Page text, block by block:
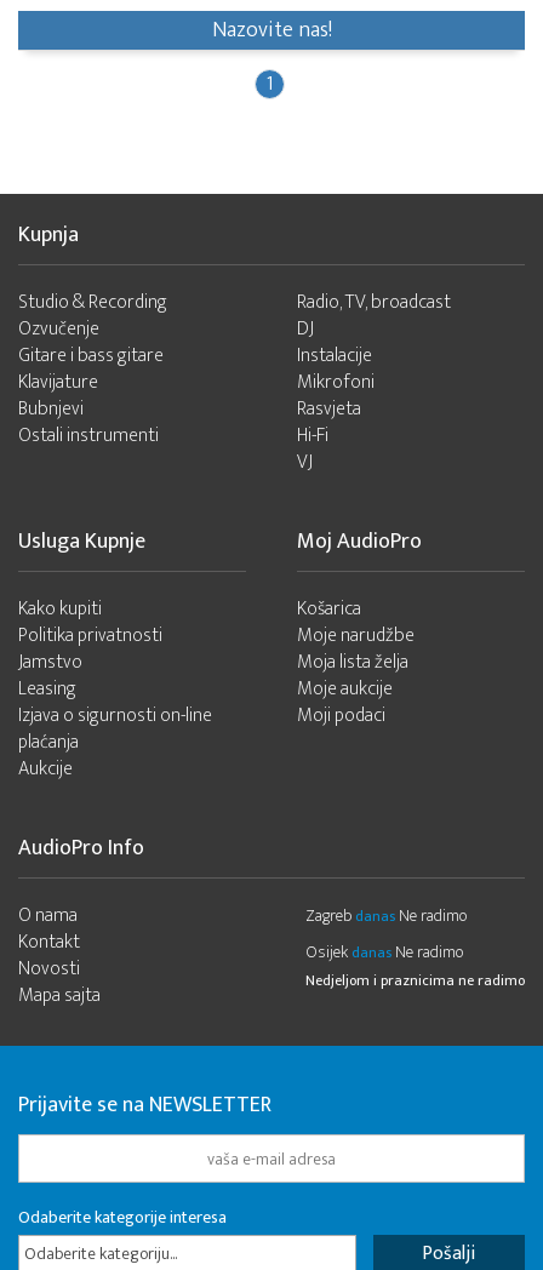
Nazovite nas!
1
Kupnja
Studio & Recording
Ozvučenje
Gitare i bass gitare
Klavijature
Bubnjevi
Ostali instrumenti
Radio, TV, broadcast
DJ
Instalacije
Mikrofoni
Rasvjeta
Hi-Fi
VJ
Usluga Kupnje
Kako kupiti
Politika privatnosti
Jamstvo
Leasing
Izjava o sigurnosti on-line
plaćanja
Aukcije
Moj AudioPro
Košarica
Moje narudžbe
Moja lista želja
Moje aukcije
Moji podaci
AudioPro Info
O nama
Kontakt
Novosti
Mapa sajta
Zagreb danas Ne radimo
Osijek danas Ne radimo
Nedjeljom i praznicima ne radimo
Prijavite se na NEWSLETTER
Odaberite kategorije interesa
Odaberite kategoriju...